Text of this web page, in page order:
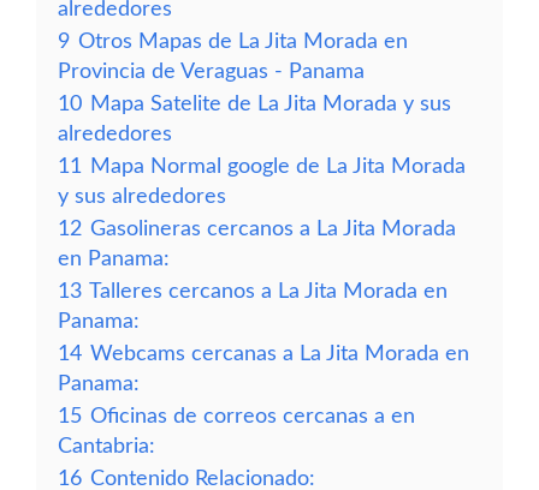
alrededores
9 Otros Mapas de La Jita Morada en
Provincia de Veraguas - Panama
10 Mapa Satelite de La Jita Morada y sus
alrededores
11
Mapa Normal google de La Jita Morada
y sus alrededores
12 Gasolineras cercanos a La Jita Morada
en Panama:
13 Talleres cercanos a La Jita Morada en
Panama:
14 Webcams cercanas a La Jita Morada en
Panama:
15 Oficinas de correos cercanas a en
Cantabria:
16 Contenido Relacionado: